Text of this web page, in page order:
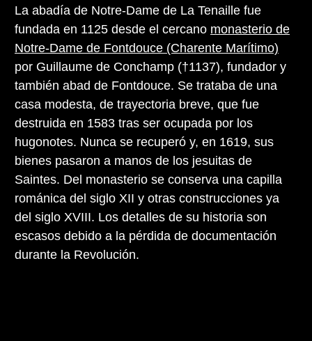
La abadía de Notre-Dame de La Tenaille fue
fundada en 1125 desde el cercano monasterio de
Notre-Dame de Fontdouce (Charente Marítimo)
por Guillaume de Conchamp (†1137), fundador y
también abad de Fontdouce. Se trataba de una
casa modesta, de trayectoria breve, que fue
destruida en 1583 tras ser ocupada por los
hugonotes. Nunca se recuperó y, en 1619, sus
bienes pasaron a manos de los jesuitas de
Saintes. Del monasterio se conserva una capilla
románica del siglo XII y otras construcciones ya
del siglo XVIII. Los detalles de su historia son
escasos debido a la pérdida de documentación
durante la Revolución.